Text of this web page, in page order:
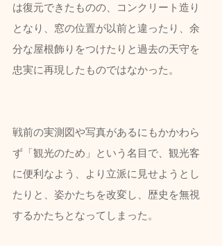
は復元できたものの、コンクリート造り
となり、窓の位置が以前と違ったり、余
分な屋根飾りをつけたりと過去の天守を
忠実に再現したものではなかった。
戦前の実測図や写真があるにもかかわら
ず「観光のため」という名目で、観光客
に便利なよう、より立派に見せようとし
たりと、姿かたちを改変し、歴史を無視
するかたちとなってしまった。